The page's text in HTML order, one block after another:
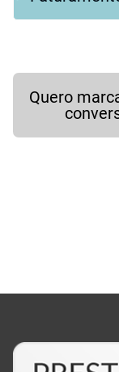
Quero